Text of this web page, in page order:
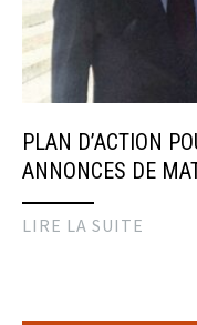
PLAN D’ACTION
ANNONCES DE
LIRE LA SUITE